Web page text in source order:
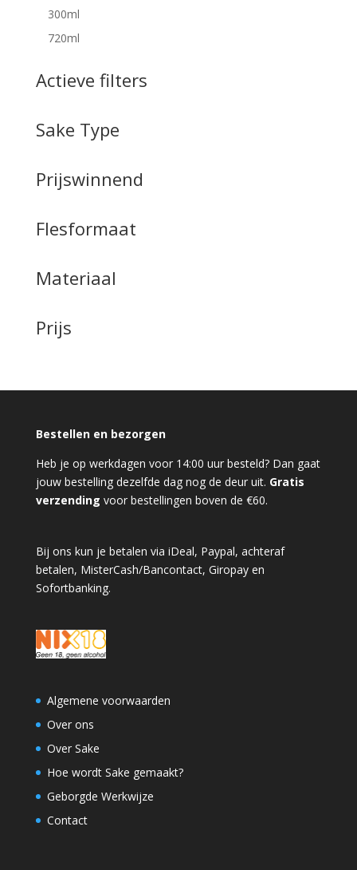
300ml
720ml
Actieve filters
Sake Type
Prijswinnend
Flesformaat
Materiaal
Prijs
Bestellen en bezorgen
Heb je op werkdagen voor 14:00 uur besteld? Dan gaat
jouw bestelling dezelfde dag nog de deur uit. Gratis
verzending voor bestellingen boven de €60.
Bij ons kun je betalen via iDeal, Paypal, achteraf
betalen, MisterCash/Bancontact, Giropay en
Sofortbanking.
Algemene voorwaarden
Over ons
Over Sake
Hoe wordt Sake gemaakt?
Geborgde Werkwijze
Contact